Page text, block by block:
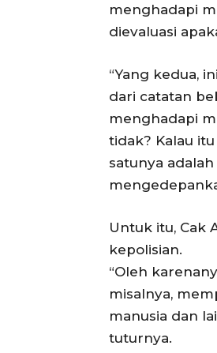
menghadapi
dievaluasi
“Yang kedua,
dari catatan
menghadapi
tidak? Kalau
satunya
Untuk itu, Cak
kepolisian.
“Oleh
misalnya,
manusia dan
tuturnya.